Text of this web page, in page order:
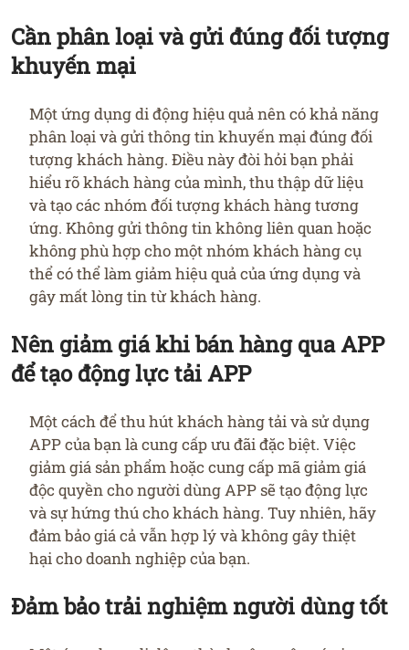
Cần phân loại và gửi đúng đối tượng
khuyến mại
Một ứng dụng di động hiệu quả nên có khả năng
phân loại và gửi thông tin khuyến mại đúng đối
tượng khách hàng. Điều này đòi hỏi bạn phải
hiểu rõ khách hàng của mình, thu thập dữ liệu
và tạo các nhóm đối tượng khách hàng tương
ứng. Không gửi thông tin không liên quan hoặc
không phù hợp cho một nhóm khách hàng cụ
thể có thể làm giảm hiệu quả của ứng dụng và
gây mất lòng tin từ khách hàng.
Nên giảm giá khi bán hàng qua APP
để tạo động lực tải APP
Một cách để thu hút khách hàng tải và sử dụng
APP của bạn là cung cấp ưu đãi đặc biệt. Việc
giảm giá sản phẩm hoặc cung cấp mã giảm giá
độc quyền cho người dùng APP sẽ tạo động lực
và sự hứng thú cho khách hàng. Tuy nhiên, hãy
đảm bảo giá cả vẫn hợp lý và không gây thiệt
hại cho doanh nghiệp của bạn.
Đảm bảo trải nghiệm người dùng tốt